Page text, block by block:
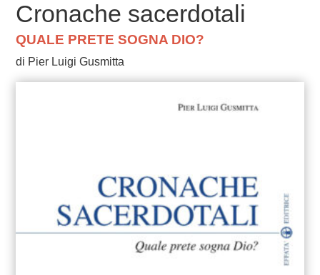
Cronache sacerdotali
QUALE PRETE SOGNA DIO?
di Pier Luigi Gusmitta